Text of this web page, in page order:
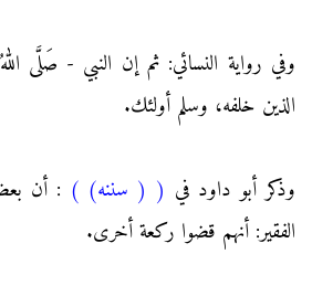
وفي رواية النسائي: ثم إن النبي - صَلَّى
الذين خلفه، وسلم أولئك.
وذكر أبو داود في ( ( سننه) ) : أن
الفقير: أنهم قضوا ركعة أخرى.